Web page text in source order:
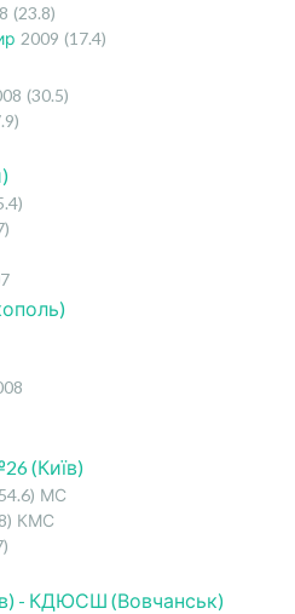
(23.8)
2009 (17.4)
(30.5)
(Київ)
МС
КМС
- КДЮСШ (Вовчанськ)